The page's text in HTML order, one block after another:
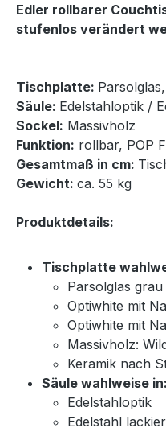
Edler rollbarer
stufenlos verändert
Tischplatte:
Säule: Edelstahloptik /
Sockel: Massivholz
Funktion: rollbar, POP
Gesamtmaß in cm:
Gewicht: ca. 55 kg
Produktdetails:
Tischplatte
Parsolglas grau
Optiwhite mit
Optiwhite mit
Massivholz:
Keramik nach
Säule wahlweise in:
Edelstahloptik
Edelstahl